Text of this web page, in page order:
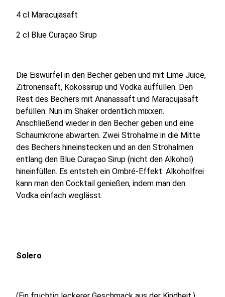
4 cl Maracujasaft
2 cl Blue Curaçao Sirup
Die Eiswürfel in den Becher geben und mit Lime Juice,
Zitronensaft, Kokossirup und Vodka auffüllen. Den
Rest des Bechers mit Ananassaft und Maracujasaft
befüllen. Nun im Shaker ordentlich mixxen.
Anschließend wieder in den Becher geben und eine
Schaumkrone abwarten. Zwei Strohalme in die Mitte
des Bechers hineinstecken und an den Strohalmen
entlang den Blue Curaçao Sirup (nicht den Alkohol)
hineinfüllen. Es entsteh ein Ombré-Effekt. Alkoholfrei
kann man den Cocktail genießen, indem man den
Vodka einfach weglässt.
Solero